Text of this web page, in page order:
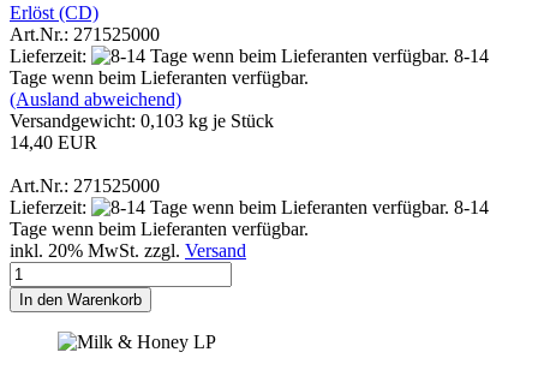
Erlöst (CD)
Art.Nr.: 271525000
Lieferzeit:
8-14
Tage wenn beim Lieferanten verfügbar.
(Ausland abweichend)
Versandgewicht: 0,103 kg je Stück
14,40 EUR
Art.Nr.: 271525000
Lieferzeit:
8-14
Tage wenn beim Lieferanten verfügbar.
inkl. 20% MwSt. zzgl. Versand
In den Warenkorb